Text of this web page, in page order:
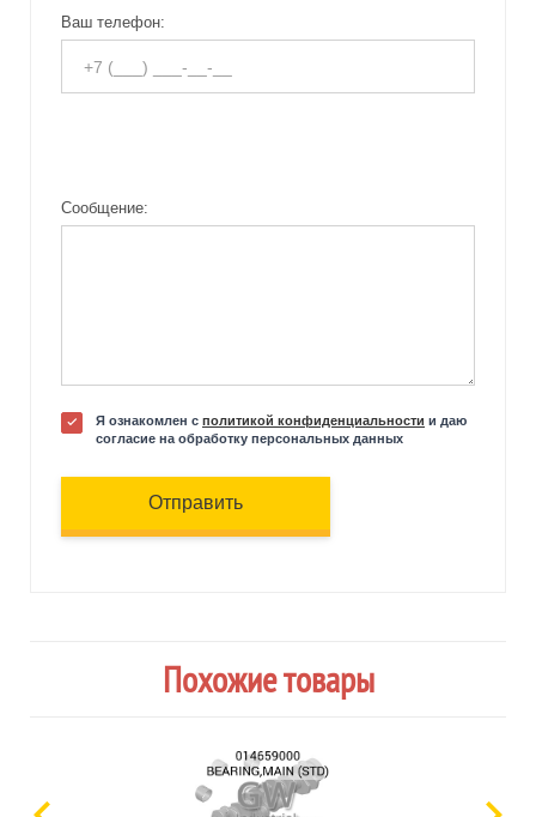
Ваш телефон:
Сообщение:
Я ознакомлен с политикой конфиденциальности и даю
согласие на обработку персональных данных
Отправить
Похожие товары